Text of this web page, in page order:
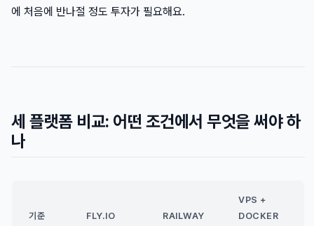
에 처음에 반나절 정도 투자가 필요해요.
세 플랫폼 비교: 어떤 조건에서 무엇을 써야 하
나
기준 FLY.IO RAILWAY
VPS +
DOCKER